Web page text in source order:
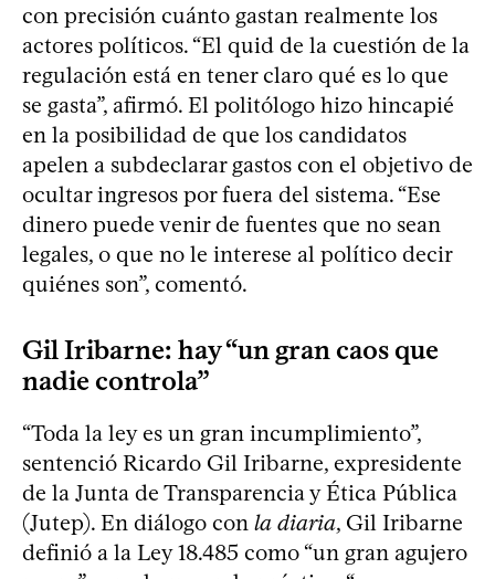
con precisión cuánto gastan realmente los
actores políticos. “El quid de la cuestión de la
regulación está en tener claro qué es lo que
se gasta”, afirmó. El politólogo hizo hincapié
en la posibilidad de que los candidatos
apelen a subdeclarar gastos con el objetivo de
ocultar ingresos por fuera del sistema. “Ese
dinero puede venir de fuentes que no sean
legales, o que no le interese al político decir
quiénes son”, comentó.
Gil Iribarne: hay “un gran caos que
nadie controla”
“Toda la ley es un gran incumplimiento”,
sentenció Ricardo Gil Iribarne, expresidente
de la Junta de Transparencia y Ética Pública
(Jutep). En diálogo con la diaria, Gil Iribarne
definió a la Ley 18.485 como “un gran agujero